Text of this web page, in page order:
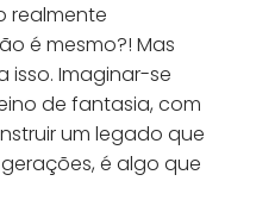
realmente
é mesmo?! Mas
Imaginar-se
de fantasia, com
um legado que
é algo que